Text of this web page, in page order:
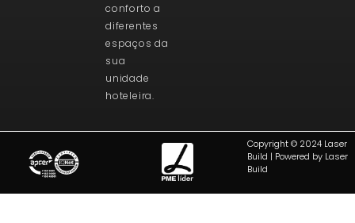
conforto a
diferentes
espaços da
sua
unidade
hoteleira.
Copyright © 2024 Laser
Build | Powered by Laser
Build